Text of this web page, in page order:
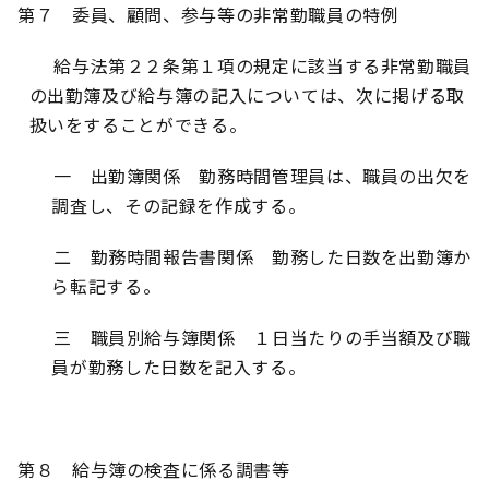
第７ 委員、顧問、参与等の非常勤職員の特例
給与法第２２条第１項の規定に該当する非常勤職員
の出勤簿及び給与簿の記入については、次に掲げる取
扱いをすることができる。
一 出勤簿関係 勤務時間管理員は、職員の出欠を
調査し、その記録を作成する。
二 勤務時間報告書関係 勤務した日数を出勤簿か
ら転記する。
三 職員別給与簿関係 １日当たりの手当額及び職
員が勤務した日数を記入する。
第８ 給与簿の検査に係る調書等